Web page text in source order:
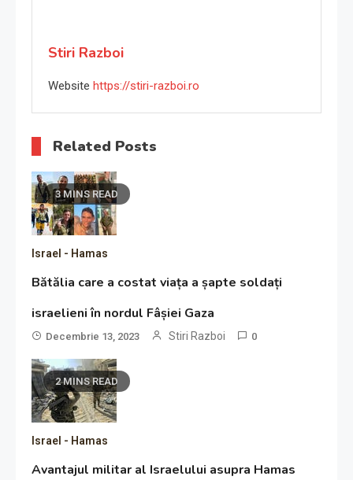
Stiri Razboi
Website https://stiri-razboi.ro
Related Posts
3 MINS READ
Israel - Hamas
Bătălia care a costat viața a șapte soldați
israelieni în nordul Fâșiei Gaza
Decembrie 13, 2023 Stiri Razboi 0
2 MINS READ
Israel - Hamas
Avantajul militar al Israelului asupra Hamas